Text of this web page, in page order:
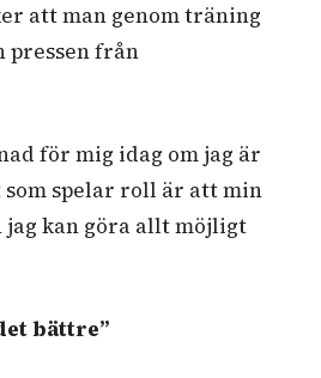
att man genom träning
pressen från
för mig idag om jag är
spelar roll är att min
jag kan göra allt möjligt
bättre”